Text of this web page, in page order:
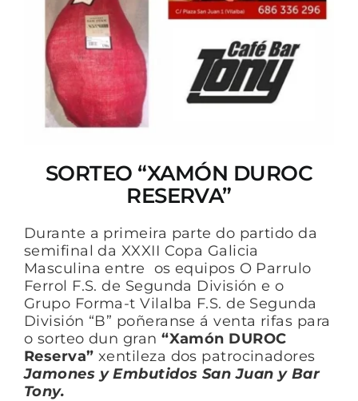
SORTEO “XAMÓN DUROC
RESERVA”
Durante a primeira parte do partido da
semifinal da XXXII Copa Galicia
Masculina entre os equipos O Parrulo
Ferrol F.S. de Segunda División e o
Grupo Forma-t Vilalba F.S. de Segunda
División “B” poñeranse á venta rifas para
o sorteo dun gran“Xamón DUROC
Reserva” xentileza dos patrocinadores
Jamones y Embutidos San Juan y Bar
Tony.